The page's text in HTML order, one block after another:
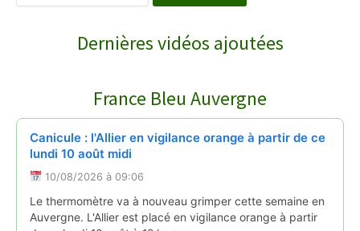
Dernières vidéos ajoutées
France Bleu Auvergne
Canicule : l'Allier en vigilance orange à partir de ce
lundi 10 août midi
10/08/2026 à 09:06
Le thermomètre va à nouveau grimper cette semaine en
Auvergne. L'Allier est placé en vigilance orange à partir